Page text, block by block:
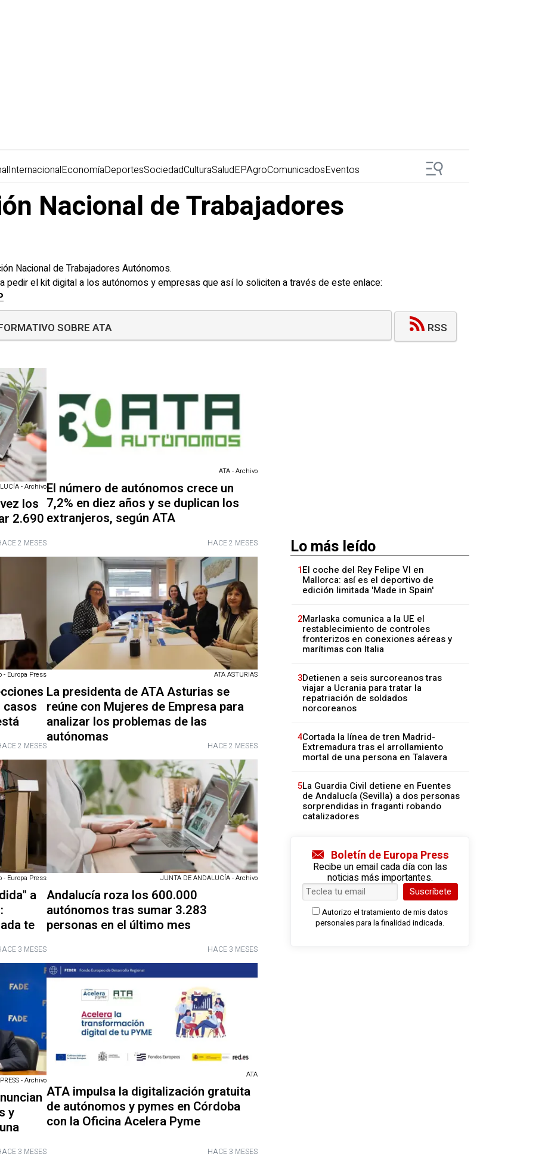
InternacionalEconomíaDeportesSociedadCulturaSaludEPAgroComunicadosEventos
Nacional de Trabajadores
Nacional de Trabajadores Autónomos.
pedir el kit digital a los autónomos y empresas que así lo soliciten a través de este enlace:
SOBRE ATA RSS
- Archivo
los
2.690
2 MESES
ATA - Archivo
El número de autónomos crece un
7,2% en diez años y se duplican los
extranjeros, según ATA
HACE 2 MESES
- Europa Press
casos
2 MESES
ATA ASTURIAS
La presidenta de ATA Asturias se
reúne con Mujeres de Empresa para
analizar los problemas de las
autónomas
HACE 2 MESES
- Europa Press
a
te
3 MESES
JUNTA DE ANDALUCÍA - Archivo
Andalucía roza los 600.000
autónomos tras sumar 3.283
personas en el último mes
HACE 3 MESES
- Archivo
y
3 MESES
ATA
ATA impulsa la digitalización gratuita
de autónomos y pymes en Córdoba
con la Oficina Acelera Pyme
HACE 3 MESES
Lo más leído
1El coche del Rey Felipe VI en
Mallorca: así es el deportivo de
edición limitada 'Made in Spain'
2Marlaska comunica a la UE el
restablecimiento de controles
fronterizos en conexiones aéreas y
marítimas con Italia
3Detienen a seis surcoreanos tras
viajar a Ucrania para tratar la
repatriación de soldados
norcoreanos
4Cortada la línea de tren Madrid-
Extremadura tras el arrollamiento
mortal de una persona en Talavera
5La Guardia Civil detiene en Fuentes
de Andalucía (Sevilla) a dos personas
sorprendidas in fraganti robando
catalizadores
Boletín de Europa Press
Recibe un email cada día con las
noticias más importantes.
Suscríbete
Autorizo el tratamiento de mis datos
personales para la finalidad indicada.